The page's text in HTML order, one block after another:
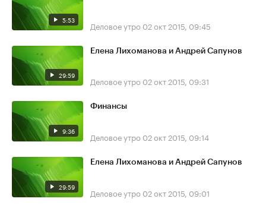
5:53 Деловое утро 02 окт 2015, 09:45
29:59
Елена Лихоманова и Андрей Сапунов
Деловое утро 02 окт 2015, 09:31
9:36
Финансы
Деловое утро 02 окт 2015, 09:14
29:59
Елена Лихоманова и Андрей Сапунов
Деловое утро 02 окт 2015, 09:01